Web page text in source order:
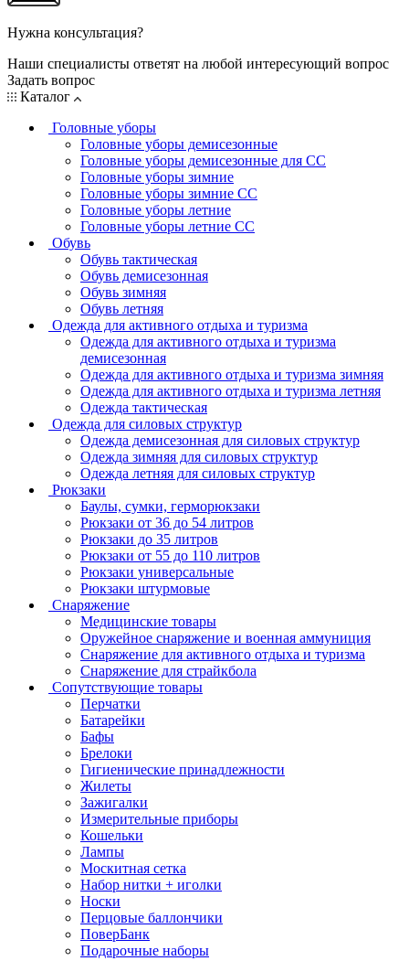
Нужна консультация?
Наши специалисты ответят на любой интересующий вопрос
Задать вопрос
Каталог
Головные уборы
Головные уборы демисезонные
Головные уборы демисезонные для СС
Головные уборы зимние
Головные уборы зимние СС
Головные уборы летние
Головные уборы летние СС
Обувь
Обувь тактическая
Обувь демисезонная
Обувь зимняя
Обувь летняя
Одежда для активного отдыха и туризма
Одежда для активного отдыха и туризма
демисезонная
Одежда для активного отдыха и туризма зимняя
Одежда для активного отдыха и туризма летняя
Одежда тактическая
Одежда для силовых структур
Одежда демисезонная для силовых структур
Одежда зимняя для силовых структур
Одежда летняя для силовых структур
Рюкзаки
Баулы, сумки, герморюкзаки
Рюкзаки от 36 до 54 литров
Рюкзаки до 35 литров
Рюкзаки от 55 до 110 литров
Рюкзаки универсальные
Рюкзаки штурмовые
Снаряжение
Медицинские товары
Оружейное снаряжение и военная аммуниция
Снаряжение для активного отдыха и туризма
Снаряжение для страйкбола
Сопутствующие товары
Перчатки
Батарейки
Бафы
Брелоки
Гигиенические принадлежности
Жилеты
Зажигалки
Измерительные приборы
Кошельки
Лампы
Москитная сетка
Набор нитки + иголки
Носки
Перцовые баллончики
ПоверБанк
Подарочные наборы